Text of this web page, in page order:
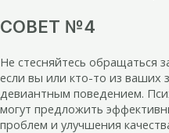
СОВЕТ №4
Не стесняйтесь обращаться
если вы или кто-то из ваших
девиантным поведением.
могут предложить
проблем и улучшения